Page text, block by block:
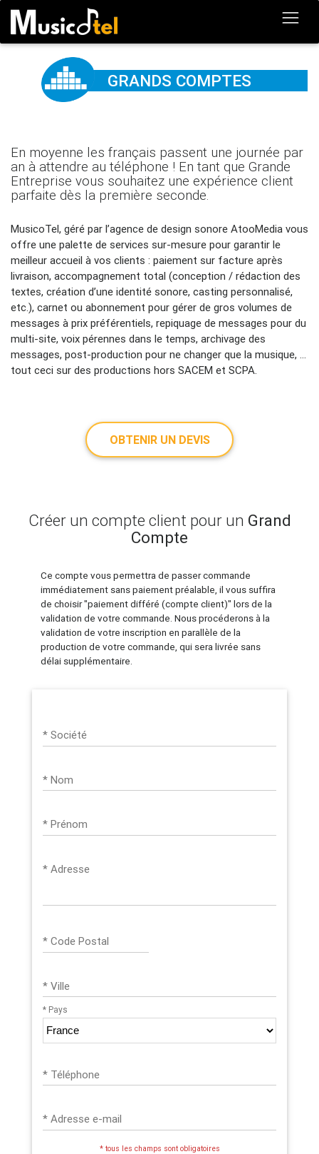
GRANDS COMPTES
En moyenne les français passent une journée par
an à attendre au téléphone ! En tant que Grande
Entreprise vous souhaitez une expérience client
parfaite dès la première seconde.
MusicoTel, géré par l’agence de design sonore AtooMedia vous
offre une palette de services sur-mesure pour garantir le
meilleur accueil à vos clients : paiement sur facture après
livraison, accompagnement total (conception / rédaction des
textes, création d’une identité sonore, casting personnalisé,
etc.), carnet ou abonnement pour gérer de gros volumes de
messages à prix préférentiels, repiquage de messages pour du
multi-site, voix pérennes dans le temps, archivage des
messages, post-production pour ne changer que la musique, …
tout ceci sur des productions hors SACEM et SCPA.
OBTENIR UN DEVIS
Créer un compte client pour un Grand
Compte
Ce compte vous permettra de passer commande
immédiatement sans paiement préalable, il vous suffira
de choisir "paiement différé (compte client)" lors de la
validation de votre commande. Nous procéderons à la
validation de votre inscription en parallèle de la
production de votre commande, qui sera livrée sans
délai supplémentaire.
* Société
* Nom
* Prénom
* Adresse
* Code Postal
* Ville
* Pays
* Téléphone
* Adresse e-mail
* tous les champs sont obligatoires